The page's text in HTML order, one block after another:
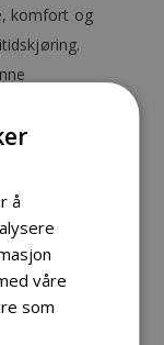
komfort og
dit du vil – raskt
og
en stabil og
underlag.
godt grep og
å
våre
som